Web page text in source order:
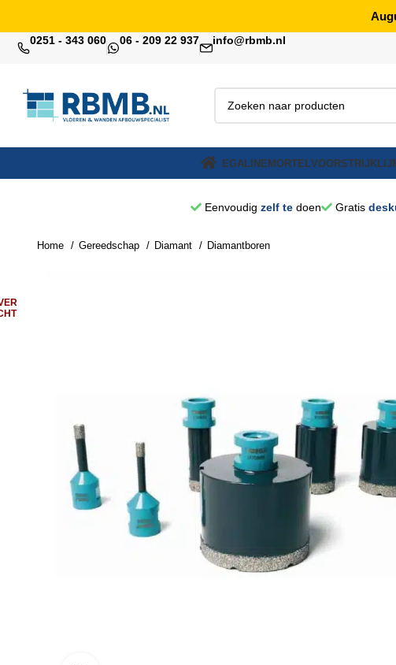
0251 - 343 060 06 - 209 22 937 info@rbmb.nl
EGALINEMORTELVOORSTRIJK
Eenvoudig zelf tedoen Gratis
Home Gereedschap Diamant Diamantboren